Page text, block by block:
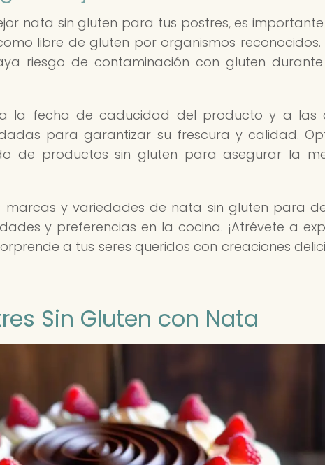
nata sin gluten para tus postres, es
libre de gluten por organismos
riesgo de contaminación con gluten
la fecha de caducidad del producto y a las
para garantizar su frescura y calidad.
de productos sin gluten para asegurar la
marcas y variedades de nata sin gluten para
y preferencias en la cocina. ¡Atrévete a
a tus seres queridos con creaciones
Sin Gluten con Nata